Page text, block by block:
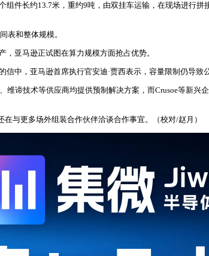
件长约13.7米，重约9吨，由双挂车运输，在现场进行拼
表和整体规模。
亚马逊正试图在算力规模方面抢占优势。
中，亚马逊首席执行官安迪·贾西表示，容量限制仍导致
谛技术等供应商均提供预制解决方案，而Crusoe等新兴
与更多场外组装合作伙伴洽谈合作事宜。（校对/赵月）